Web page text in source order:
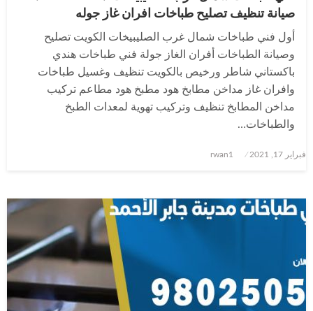
صيانة تنظيف تصليح طباخات افران غاز جوله
أول فني طباخات شمال غرب الصليبيخات الكويت تصليح
وصيانة الطباخات أفران الغاز جولة فني طباخات هندي
باكستاني شاطر ورخيص بالكويت تنظيف وغسيل طباخات
وافران غاز مداخن مطابخ هود مطبخ هود مطاعم تركيب
مداخن المطابخ تنظيف وتركيب تهوية لمعدات الطبخ
والطباخات…
نُشر
فبراير 17, 2021 rwan1